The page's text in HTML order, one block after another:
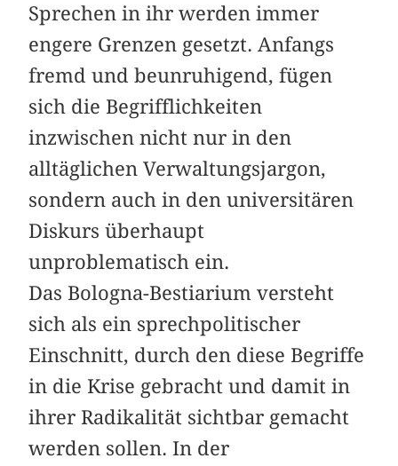
Sprechen in ihr werden immer
engere Grenzen gesetzt. Anfangs
fremd und beunruhigend, fügen
sich die Begrifflichkeiten
inzwischen nicht nur in den
alltäglichen Verwaltungsjargon,
sondern auch in den universitären
Diskurs überhaupt
unproblematisch ein.
Das Bologna-Bestiarium versteht
sich als ein sprechpolitischer
Einschnitt, durch den diese Begriffe
in die Krise gebracht und damit in
ihrer Radikalität sichtbar gemacht
werden sollen. In der